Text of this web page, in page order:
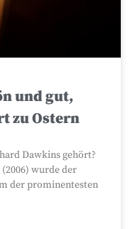
und gut,
zu Ostern
Dawkins gehört?
wurde der
der prominentesten